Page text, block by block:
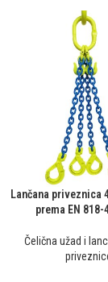
Lančana priveznica
prema EN 818-
Čelična užad i